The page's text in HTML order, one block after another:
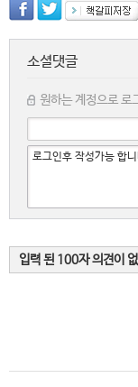
소셜댓글
원하는 계정으로 로
입력 된 100자 의견이